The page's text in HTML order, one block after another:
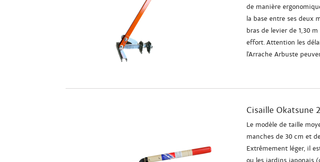
de manière
la base entre ses deux
bras de levier de 1,30
effort. Attention les
l'Arrache Arbuste
Cisaille Okatsune
Le modèle de taille
manches de 30 cm et
Extrêmement léger, il